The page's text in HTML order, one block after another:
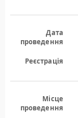
Дата
проведення
Реєстрація
Місце
проведення